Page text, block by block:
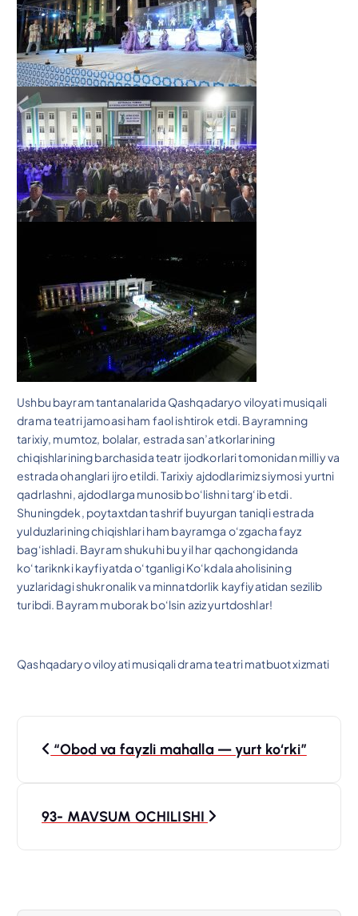
Ushbu bayram tantanalarida Qashqadaryo viloyati musiqali
drama teatri jamoasi ham faol ishtirok etdi. Bayramning
tarixiy, mumtoz, bolalar, estrada san’atkorlarining
chiqishlarining barchasida teatr ijodkorlari tomonidan milliy va
estrada ohanglari ijro etildi. Tarixiy ajdodlarimiz siymosi yurtni
qadrlashni, ajdodlarga munosib bo‘lishni targ‘ib etdi.
Shuningdek, poytaxtdan tashrif buyurgan taniqli estrada
yulduzlarining chiqishlari ham bayramga o‘zgacha fayz
bag‘ishladi. Bayram shukuhi bu yil har qachongidanda
ko‘tariknki kayfiyatda o‘tganligi Ko‘kdala aholisining
yuzlaridagi shukronalik va minnatdorlik kayfiyatidan sezilib
turibdi. Bayram muborak bo‘lsin aziz yurtdoshlar!
Qashqadaryo viloyati musiqali drama teatri matbuot xizmati
“Obod va fayzli mahalla — yurt koʻrki”
93- MAVSUM OCHILISHI